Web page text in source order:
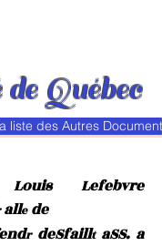
Québec
liste des Autres Documents
Lefebvre
allede
rdeSfailltaSS. a